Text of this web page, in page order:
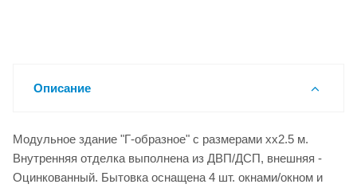
Описание
Модульное здание "Г-образное" с размерами xx2.5 м.
Внутренняя отделка выполнена из ДВП/ДСП, внешняя -
Оцинкованный. Бытовка оснащена 4 шт. окнами/окном и